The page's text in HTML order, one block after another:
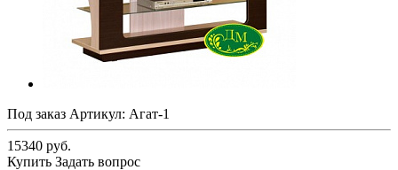
Под заказ Артикул: Агат-1
15340 руб.
Купить Задать вопрос